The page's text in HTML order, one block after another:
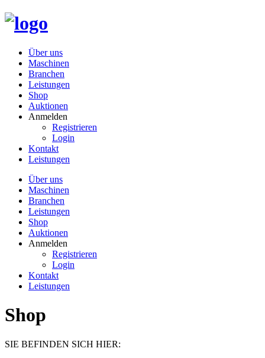
Über uns
Maschinen
Branchen
Leistungen
Shop
Auktionen
Anmelden
Registrieren
Login
Kontakt
Leistungen
Über uns
Maschinen
Branchen
Leistungen
Shop
Auktionen
Anmelden
Registrieren
Login
Kontakt
Leistungen
Shop
SIE BEFINDEN SICH HIER: